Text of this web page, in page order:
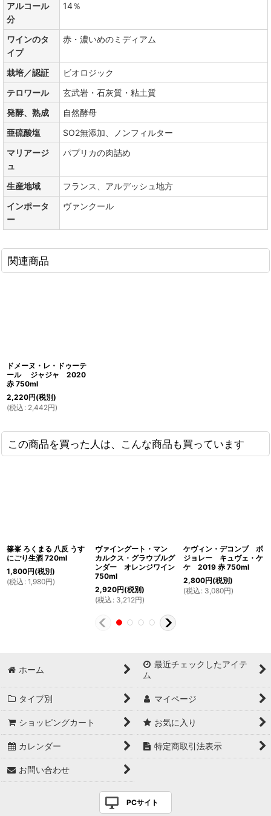
アルコール
分
14％
ワインのタ
イプ
赤・濃いめのミディアム
栽培／認証
ビオロジック
テロワール
玄武岩・石灰質・粘土質
発酵、熟成
自然酵母
亜硫酸塩
SO2無添加、ノンフィルター
マリアージ
ュ
パプリカの肉詰め
生産地域
フランス、アルデッシュ地方
インポータ
ー
ヴァンクール
関連商品
ドメーヌ・レ・ドゥーテ
ール ジャジャ 2020
赤 750ml
2,220円(税別)
(税込 : 2,442円)
この商品を買った人は、こんな商品も買っています
篠峯 ろくまる 八反 うす
にごり生酒 720ml
1,800円(税別)
(税込 : 1,980円)
ヴァイングート・マン
カルクス・グラウブルグ
ンダー オレンジワイン
750ml
2,920円(税別)
(税込 : 3,212円)
ケヴィン・デコンブ ボ
ジョレー キュヴェ・ケ
ケ 2019 赤 750ml
2,800円(税別)
(税込 : 3,080円)
ホーム
最近チェックしたアイテ
ム
タイプ別 マイページ
ショッピングカート お気に入り
カレンダー 特定商取引法表示
お問い合わせ
PCサイト